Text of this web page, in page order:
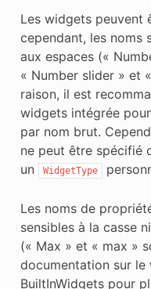
Les widgets peuvent
cependant, les noms
aux espaces («
« Number slider » et
raison, il est
widgets intégrée
par nom brut.
ne peut être spécifié
un
WidgetType
Les noms de
sensibles à la casse
(« Max » et « max »
documentation sur le
BuiltInWidgets pour